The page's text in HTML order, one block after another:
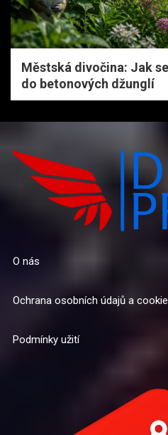
Městská divočina: Jak
do betonových džunglí
O nás
Ochrana osobních údajů a
Podmínky užití